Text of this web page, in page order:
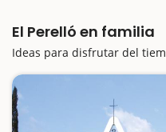
vivamos un día intenso…
El Perelló en familia
Ideas para disfrutar del